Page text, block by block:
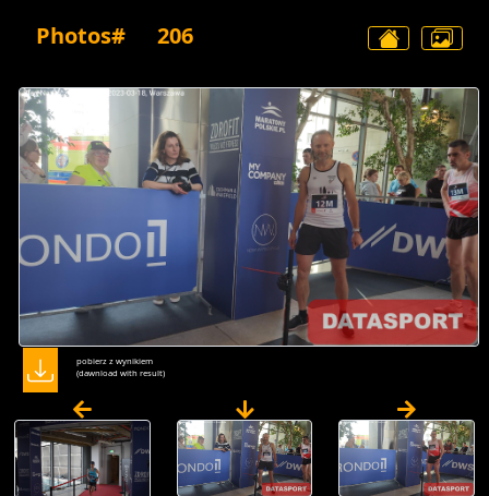
Photos# 206
pobierz z wynikiem
(dawnload with result)